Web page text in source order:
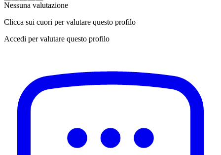
Nessuna valutazione
Clicca sui cuori per valutare questo profilo
Accedi per valutare questo profilo